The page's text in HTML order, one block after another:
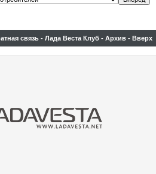
связь - Лада Веста Клуб - Архив - Вверх